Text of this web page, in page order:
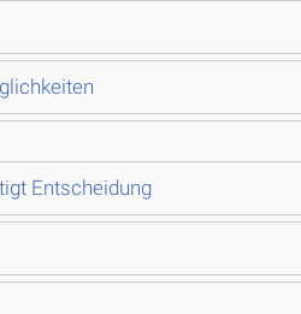
Entscheidung